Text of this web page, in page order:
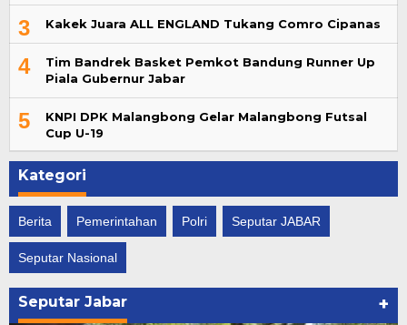
3 Kakek Juara ALL ENGLAND Tukang Comro Cipanas
4
Tim Bandrek Basket Pemkot Bandung Runner Up
Piala Gubernur Jabar
5
KNPI DPK Malangbong Gelar Malangbong Futsal
Cup U-19
Kategori
Berita Pemerintahan Polri Seputar JABAR
Seputar Nasional
Seputar Jabar +